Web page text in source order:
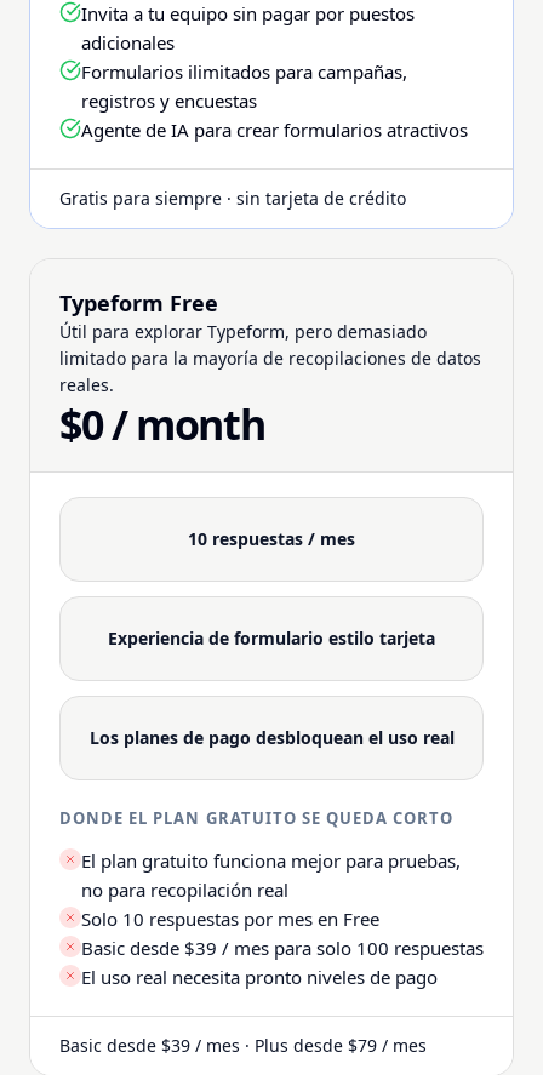
Invita a tu equipo sin pagar por puestos
adicionales
Formularios ilimitados para campañas,
registros y encuestas
Agente de IA para crear formularios atractivos
Gratis para siempre · sin tarjeta de crédito
Typeform Free
Útil para explorar Typeform, pero demasiado
limitado para la mayoría de recopilaciones de datos
reales.
$0 / month
10 respuestas / mes
Experiencia de formulario estilo tarjeta
Los planes de pago desbloquean el uso real
DONDE EL PLAN GRATUITO SE QUEDA CORTO
El plan gratuito funciona mejor para pruebas,
no para recopilación real
Solo 10 respuestas por mes en Free
Basic desde $39 / mes para solo 100 respuestas
El uso real necesita pronto niveles de pago
Basic desde $39 / mes · Plus desde $79 / mes